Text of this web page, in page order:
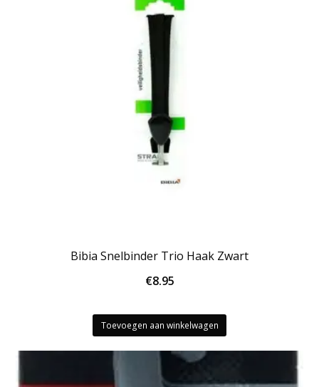
Bibia Snelbinder Trio Haak Zwart
€8.95
Toevoegen aan winkelwagen